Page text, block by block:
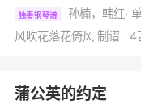
独奏钢琴谱 孙楠，韩红·
风吹花落花倚风 制谱 4
蒲公英的约定